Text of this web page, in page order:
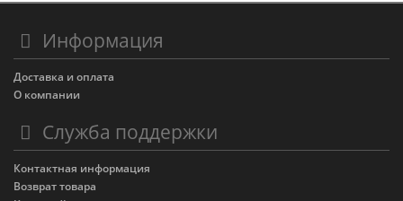
Информация
Доставка и оплата
О компании
Служба поддержки
Контактная информация
Возврат товара